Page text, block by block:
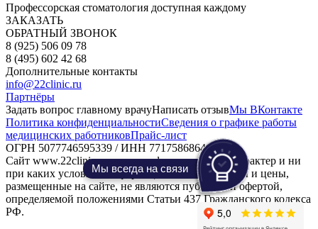
Профессорская стоматология доступная каждому
ЗАКАЗАТЬ
ОБРАТНЫЙ ЗВОНОК
8 (925) 506 09 78
8 (495) 602 42 68
Дополнительные контакты
info@22clinic.ru
Партнёры
Задать вопрос главному врачуНаписать отзывМы ВКонтакте
Политика конфиденциальностиСведения о графике работы
медицинских работниковПрайс-лист
ОГРН 5077746595339 / ИНН 7717586864
Сайт www.22clinic.ru носит информационный характер и ни
при каких условиях информационные материалы и цены,
размещенные на сайте, не являются публичной офертой,
определяемой положениями Статьи 437 Гражданского кодекса
РФ.
Мы всегда на связи